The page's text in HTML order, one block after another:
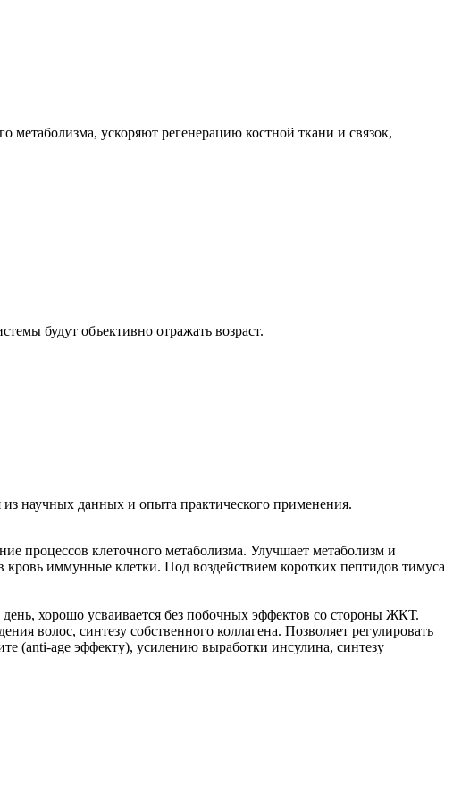
ускоряют регенерацию костной ткани и связок,
будут объективно отражать возраст.
научных данных и опыта практического применения.
процессов клеточного метаболизма. Улучшает метаболизм и
кровь иммунные клетки. Под воздействием коротких пептидов тимуса
хорошо усваивается без побочных эффектов со стороны ЖКТ.
волос, синтезу собственного коллагена. Позволяет регулировать
(аnti-аge эффекту), усилению выработки инсулина, синтезу